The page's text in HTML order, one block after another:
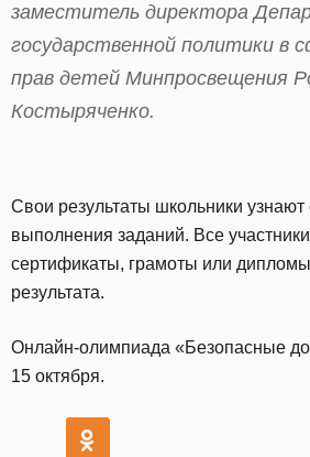
заместитель директора
государственной политики в
прав детей Минпросвещения
Костыряченко.
Свои результаты школьники узнают
выполнения заданий. Все
сертификаты, грамоты или
результата.
Онлайн-олимпиада «Безопасные
15 октября.